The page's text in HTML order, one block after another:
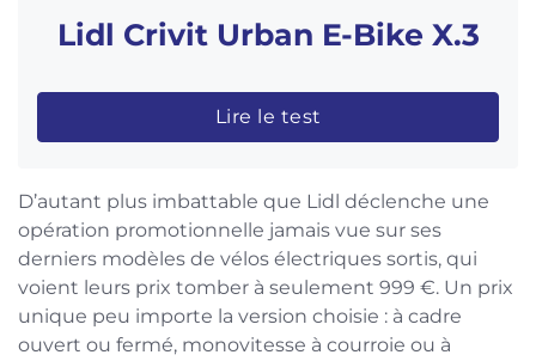
Lidl Crivit Urban E-Bike X.3
Lire le test
D’autant plus imbattable que Lidl déclenche une
opération promotionnelle jamais vue sur ses
derniers modèles de vélos électriques sortis, qui
voient leurs prix tomber à seulement 999 €. Un prix
unique peu importe la version choisie : à cadre
ouvert ou fermé, monovitesse à courroie ou à